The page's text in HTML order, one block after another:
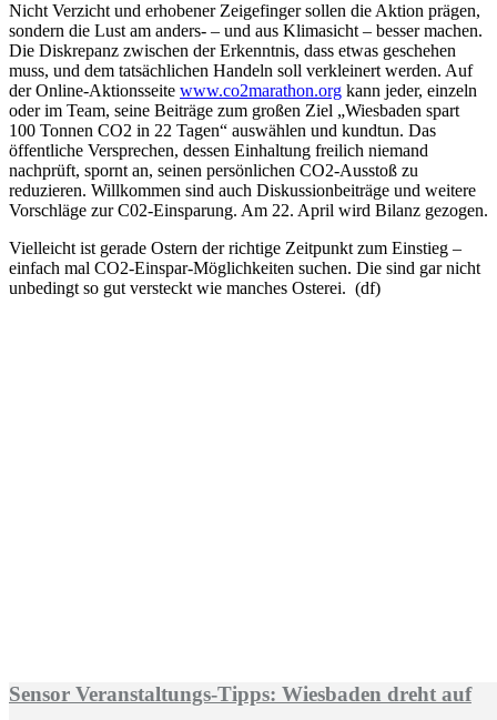
Nicht Verzicht und erhobener Zeigefinger sollen die Aktion prägen,
sondern die Lust am anders- – und aus Klimasicht – besser machen.
Die Diskrepanz zwischen der Erkenntnis, dass etwas geschehen
muss, und dem tatsächlichen Handeln soll verkleinert werden. Auf
der Online-Aktionsseite www.co2marathon.org kann jeder, einzeln
oder im Team, seine Beiträge zum großen Ziel „Wiesbaden spart
100 Tonnen CO2 in 22 Tagen“ auswählen und kundtun. Das
öffentliche Versprechen, dessen Einhaltung freilich niemand
nachprüft, spornt an, seinen persönlichen CO2-Ausstoß zu
reduzieren. Willkommen sind auch Diskussionbeiträge und weitere
Vorschläge zur C02-Einsparung. Am 22. April wird Bilanz gezogen.
Vielleicht ist gerade Ostern der richtige Zeitpunkt zum Einstieg –
einfach mal CO2-Einspar-Möglichkeiten suchen. Die sind gar nicht
unbedingt so gut versteckt wie manches Osterei. (df)
Sensor Veranstaltungs-Tipps: Wiesbaden dreht auf